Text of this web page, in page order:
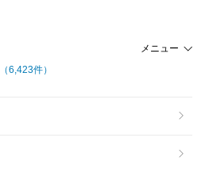
メニュー
（6,423件）